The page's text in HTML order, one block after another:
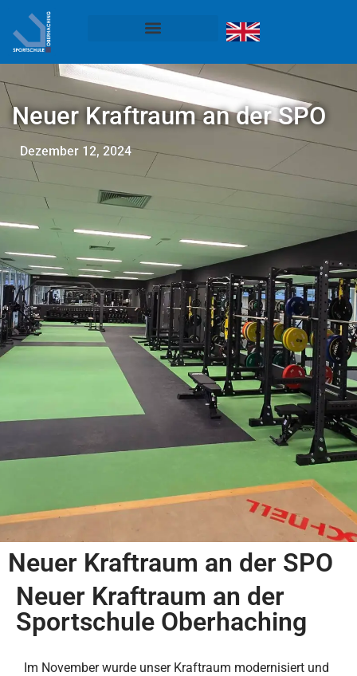
Neuer Kraftraum an der SPO
Dezember 12, 2024
Neuer Kraftraum an der SPO
Neuer Kraftraum an der
Sportschule Oberhaching
Im November wurde unser Kraftraum modernisiert und